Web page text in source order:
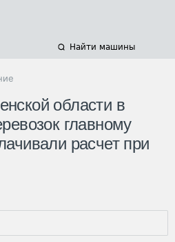
Найти машины
области в
главному
расчет при